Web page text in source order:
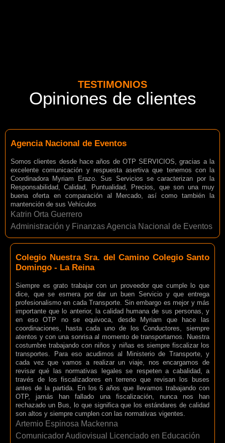
TESTIMONIOS
Opiniones de clientes
Agencia Nacional de Eventos
Somos clientes desde hace años de OTP SERVICIOS, gracias a la
excelente comunicación y respuesta asertiva que tenemos con la
Coordinadora Myriam Erazo. Sus Servicios se caracterizan por la
Responsabilidad, Calidad, Puntualidad, Precios, que son una muy
buena oferta en comparación al Mercado, así como también la
mantención de sus Vehículos
Katrin Orta Guerrero
Administración y Finanzas Agencia Nacional de Eventos
Colegio Nuestra Sra. del Camino Colegio Santo
Domingo - La Reina
Siempre es grato trabajar con un proveedor que cumple lo que
dice, que se esmera por dar un buen Servicio y que entrega
profesionalismo en cada Transporte. Sin embargo es mejor y más
importante que lo anterior, la calidad humana de sus personas, y
en eso OTP no se equivoca, desde Myriam que hace las
coordinaciones, hasta cada uno de los Conductores, siempre
atentos y con una sonrisa al momento de transportarnos. Nuestra
costumbre trabajando con niños y niñas es siempre fiscalizar los
transportes. Para eso acudimos al Ministerio de Transporte, y
cada vez que vamos a realizar un viaje, nos encargamos de
revisar qué las normativas legales se respeten a cabalidad, a
través de los fiscalizadores en terreno que revisan los buses
antes de la partida. En los 6 años que llevamos trabajando con
OTP, jamás han fallado una fiscalización, nunca nos han
rechazado un Bus, lo que significa que los estándares de calidad
son altos y siempre cumplen con las normativas vigentes.
Artemio Espinosa Mackenna
Comunicador Audiovisual Licenciado en Educación